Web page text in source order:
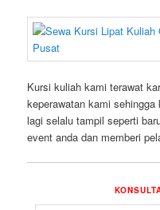
Kursi kuliah kami terawat
keperawatan kami
lagi selalu tampil seperti
event anda dan memberi